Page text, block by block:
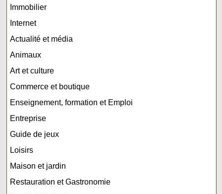
Immobilier
Internet
Actualité et média
Animaux
Art et culture
Commerce et boutique
Enseignement, formation et Emploi
Entreprise
Guide de jeux
Loisirs
Maison et jardin
Restauration et Gastronomie